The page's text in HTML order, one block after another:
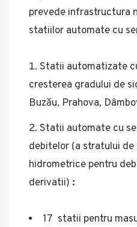
prevede infrastructura
statiilor automate cu
Statii automatizate
cresterea gradului de
Buzău, Prahova,
Statii automate cu
debitelor (a stratului de
hidrometrice pentru
derivatii) :
17 statii pentru